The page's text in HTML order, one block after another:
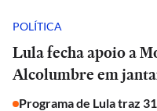
POLÍTICA
Lula fecha apoio a
Alcolumbre em
Programa de Lula traz